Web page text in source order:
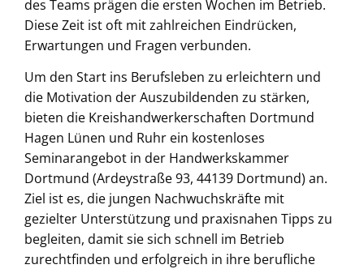
des Teams prägen die ersten Wochen im Betrieb.
Diese Zeit ist oft mit zahlreichen Eindrücken,
Erwartungen und Fragen verbunden.
Um den Start ins Berufsleben zu erleichtern und
die Motivation der Auszubildenden zu stärken,
bieten die Kreishandwerkerschaften Dortmund
Hagen Lünen und Ruhr ein kostenloses
Seminarangebot in der Handwerkskammer
Dortmund (Ardeystraße 93, 44139 Dortmund) an.
Ziel ist es, die jungen Nachwuchskräfte mit
gezielter Unterstützung und praxisnahen Tipps zu
begleiten, damit sie sich schnell im Betrieb
zurechtfinden und erfolgreich in ihre berufliche